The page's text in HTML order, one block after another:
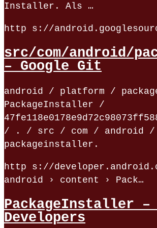
Installer. Als …
http s://
src/com/android/
– Google Git
android / platform /
PackageInstaller /
/ . / src / com / android /
packageinstaller.
http s://
android › content › Pack…
PackageInstaller –
Developers